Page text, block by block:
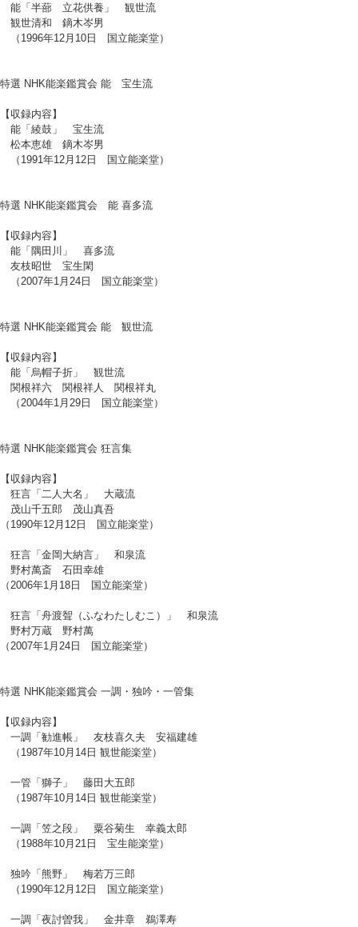
能「半蔀 立花供養」 観世流
観世清和 鏑木岑男
（1996年12月10日 国立能楽堂）
特選 NHK能楽鑑賞会 能 宝生流
【収録内容】
能「綾鼓」 宝生流
松本恵雄 鏑木岑男
（1991年12月12日 国立能楽堂）
特選 NHK能楽鑑賞会 能 喜多流
【収録内容】
能「隅田川」 喜多流
友枝昭世 宝生閑
（2007年1月24日 国立能楽堂）
特選 NHK能楽鑑賞会 能 観世流
【収録内容】
能「烏帽子折」 観世流
関根祥六 関根祥人 関根祥丸
（2004年1月29日 国立能楽堂）
特選 NHK能楽鑑賞会 狂言集
【収録内容】
狂言「二人大名」 大蔵流
茂山千五郎 茂山真吾
（1990年12月12日 国立能楽堂）
狂言「金岡大納言」 和泉流
野村萬斎 石田幸雄
（2006年1月18日 国立能楽堂）
狂言「舟渡聟（ふなわたしむこ）」 和泉流
野村万蔵 野村萬
（2007年1月24日 国立能楽堂）
特選 NHK能楽鑑賞会 一調・独吟・一管集
【収録内容】
一調「勧進帳」 友枝喜久夫 安福建雄
（1987年10月14日 観世能楽堂）
一管「獅子」 藤田大五郎
（1987年10月14日 観世能楽堂）
一調「笠之段」 粟谷菊生 幸義太郎
（1988年10月21日 宝生能楽堂）
独吟「熊野」 梅若万三郎
（1990年12月12日 国立能楽堂）
一調「夜討曽我」 金井章 鵜澤寿